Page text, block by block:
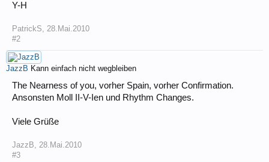
Y-H
PatrickS, 28.Mai.2010
#2
JazzB Kann einfach nicht wegbleiben
The Nearness of you, vorher Spain, vorher Confirmation.
Ansonsten Moll II-V-Ien und Rhythm Changes.
Viele Grüße
JazzB, 28.Mai.2010
#3